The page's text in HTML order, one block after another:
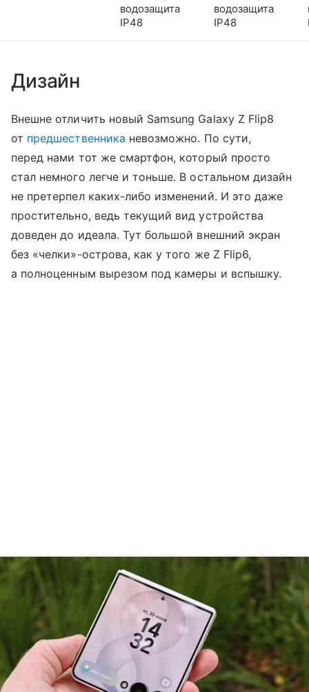
водозащита
IP48
водозащита
IP48
Дизайн
Внешне отличить новый Samsung Galaxy Z Flip8
от предшественника невозможно. По сути,
перед нами тот же смартфон, который просто
стал немного легче и тоньше. В остальном дизайн
не претерпел каких-либо изменений. И это даже
простительно, ведь текущий вид устройства
доведен до идеала. Тут большой внешний экран
без «челки»-острова, как у того же Z Flip6,
а полноценным вырезом под камеры и вспышку.